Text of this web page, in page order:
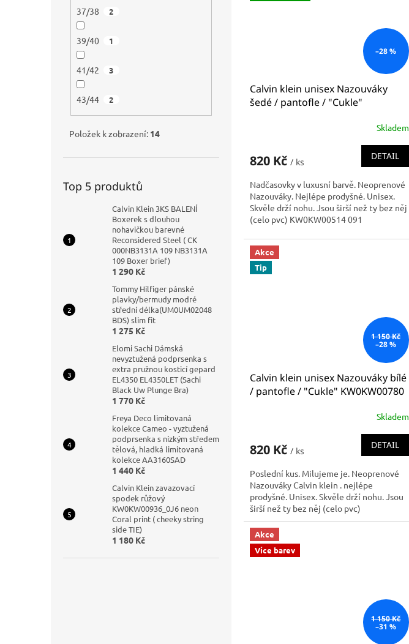
37/38 2
39/40 1
41/42 3
43/44 2
Položek k zobrazení: 14
Top 5 produktů
Calvin Klein 3KS BALENÍ
Boxerek s dlouhou
nohavičkou barevné
Reconsidered Steel ( CK
000NB3131A 109 NB3131A
109 Boxer brief)
1 290 Kč
Tommy Hilfiger pánské
plavky/bermudy modré
střední délka(UM0UM02048
BDS) slim fit
1 275 Kč
Elomi Sachi Dámská
nevyztužená podprsenka s
extra pružnou kosticí gepard
EL4350 EL4350LET (Sachi
Black Uw Plunge Bra)
1 770 Kč
Freya Deco limitovaná
kolekce Cameo - vyztužená
podprsenka s nízkým středem
tělová, hladká limitovaná
kolekce AA3160SAD
1 440 Kč
Calvin Klein zavazovací
spodek růžový
KW0KW00936_0J6 neon
Coral print ( cheeky string
side TIE)
1 180 Kč
–28 %
Calvin klein unisex Nazouváky
šedé / pantofle / "Cukle"
Skladem
820 Kč / ks
DETAIL
Nadčasovky v luxusní barvě. Neoprenové
Nazouváky. Nejlépe prodyšné. Unisex.
Skvěle drží nohu. Jsou širší než ty bez něj
(celo pvc) KW0KW00514 091
Akce
Tip
1 150 Kč
–28 %
Calvin klein unisex Nazouváky bílé
/ pantofle / "Cukle" KW0KW00780
Skladem
820 Kč / ks
DETAIL
Poslední kus. Milujeme je. Neoprenové
Nazouváky Calvin klein . nejlépe
prodyšné. Unisex. Skvěle drží nohu. Jsou
širší než ty bez něj (celo pvc)
#KW0KW00780 100
Akce
Více barev
1 150 Kč
–31 %